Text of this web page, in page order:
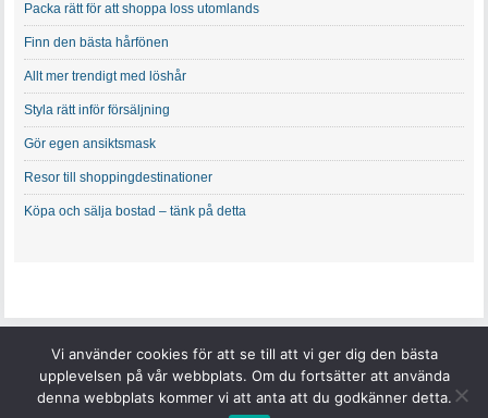
Packa rätt för att shoppa loss utomlands
Finn den bästa hårfönen
Allt mer trendigt med löshår
Styla rätt inför försäljning
Gör egen ansiktsmask
Resor till shoppingdestinationer
Köpa och sälja bostad – tänk på detta
Copyright © 2026 Systrarna Bäckström.
Vi använder cookies för att se till att vi ger dig den bästa
upplevelsen på vår webbplats. Om du fortsätter att använda
denna webbplats kommer vi att anta att du godkänner detta.